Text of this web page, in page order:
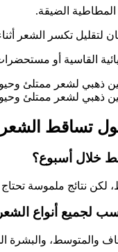
الضيقة.
لتقليل تكسر الشعر
القاسية أو
ذهبي لشعر ممتلئ
ذهبي لشعر ممتلئ
حول تساقط
خلال أسبوع؟
تحتاج 4–6 أسابيع على الأقل.
لجميع أنواع
والمتوسط، والبشرة